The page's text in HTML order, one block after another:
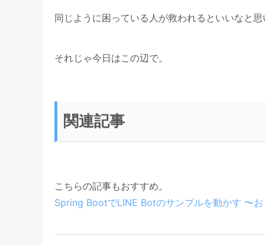
同じように困っている人が救われるといいなと
それじゃ今日はこの辺で。
関連記事
こちらの記事もおすすめ。
Spring BootでLINE Botのサンプルを動かす 〜